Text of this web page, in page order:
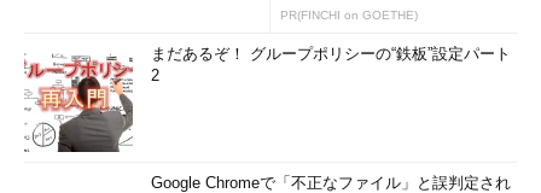
PR(FINCHI on GOETHE)
まだあるぞ！ グループポリシーの“鉄板”設定パート
2
Google Chromeで「不正なファイル」と誤判定され